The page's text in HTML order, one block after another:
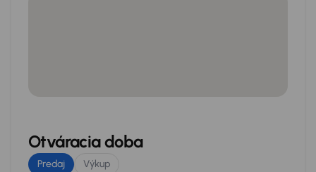
Otváracia doba
Predaj Výkup